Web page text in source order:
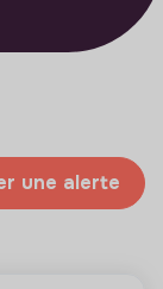
une alerte